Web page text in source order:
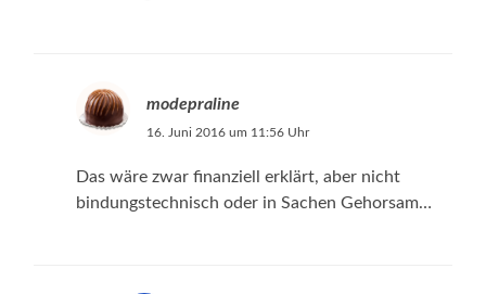
modepraline
16. Juni 2016 um 11:56 Uhr
Das wäre zwar finanziell erklärt, aber nicht
bindungstechnisch oder in Sachen Gehorsam…